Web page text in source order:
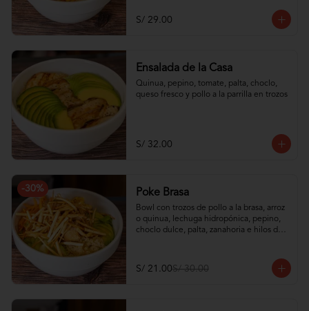
S/ 29.00
Ensalada de la Casa
Quinua, pepino, tomate, palta, choclo,
queso fresco y pollo a la parrilla en trozos
S/ 32.00
-30% Poke Brasa
Bowl con trozos de pollo a la brasa, arroz
o quinua, lechuga hidropónica, pepino,
choclo dulce, palta, zanahoria e hilos de
S/ 21.00S/ 30.00